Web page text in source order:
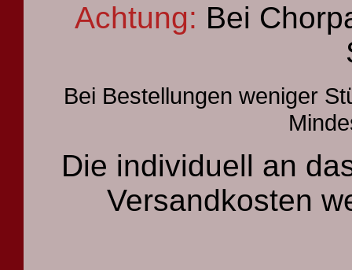
Achtung: Bei
Bei Bestellungen weniger
Die individuell an
Versandkosten